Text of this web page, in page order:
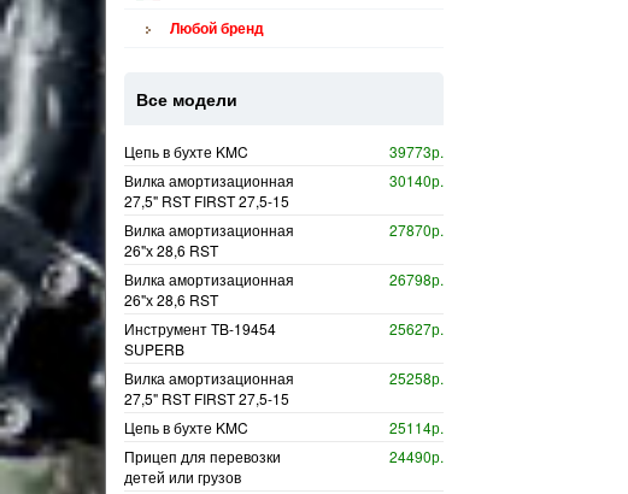
Любой бренд
Все модели
Цепь в бухте KMC
39773р.
Вилка амортизационная
27,5" RST FIRST 27,5-15
30140р.
Вилка амортизационная
26"х 28,6 RST
27870р.
Вилка амортизационная
26"х 28,6 RST
26798р.
Инструмент TB-19454
SUPERB
25627р.
Вилка амортизационная
27,5" RST FIRST 27,5-15
25258р.
Цепь в бухте KMC
25114р.
Прицеп для перевозки
детей или грузов
24490р.